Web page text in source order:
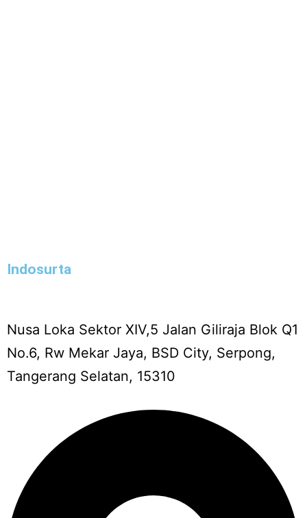
Indosurta
Nusa Loka Sektor XIV,5 Jalan Giliraja Blok Q1
No.6, Rw Mekar Jaya, BSD City, Serpong,
Tangerang Selatan, 15310